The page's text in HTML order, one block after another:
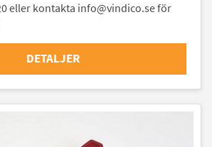
eller kontakta info@vindico.se för
DETALJER